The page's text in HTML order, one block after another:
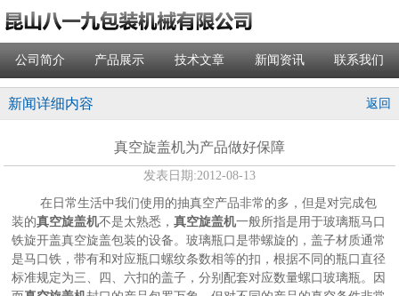
公司简介 产品展示 技术文章 新闻资讯 联系我们
新闻详细内容 返回
真空旋盖机为产品做好保障
发表日期:2012-08-13
在日常生活中我们使用的抽真空产品非常的多，但是对完成包
装的真空旋盖机不是太熟悉，真空旋盖机一般所指是用于玻璃瓶马口
铁旋开盖真空旋盖包装的设备。玻璃瓶口是带螺旋的，盖子材质通常
是马口铁，带有和对应瓶口螺纹条数相等的扣，根据不同的瓶口直径
标准规定为三、四、六扣的盖子，分别配套对应数量螺口玻璃瓶。因